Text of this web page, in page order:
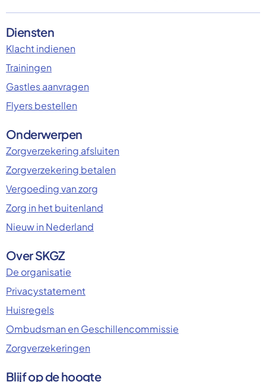
Diensten
Klacht indienen
Trainingen
Gastles aanvragen
Flyers bestellen
Onderwerpen
Zorgverzekering afsluiten
Zorgverzekering betalen
Vergoeding van zorg
Zorg in het buitenland
Nieuw in Nederland
Over SKGZ
De organisatie
Privacystatement
Huisregels
Ombudsman en Geschillencommissie
Zorgverzekeringen
Blijf op de hoogte